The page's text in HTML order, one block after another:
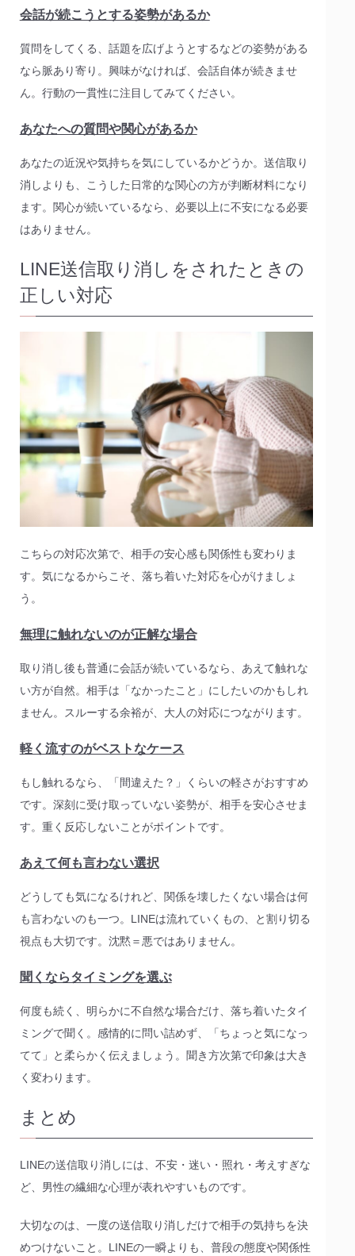
会話が続こうとする姿勢があるか
質問をしてくる、話題を広げようとするなどの姿勢がある
なら脈あり寄り。興味がなければ、会話自体が続きませ
ん。行動の一貫性に注目してみてください。
あなたへの質問や関心があるか
あなたの近況や気持ちを気にしているかどうか。送信取り
消しよりも、こうした日常的な関心の方が判断材料になり
ます。関心が続いているなら、必要以上に不安になる必要
はありません。
LINE送信取り消しをされたときの
正しい対応
こちらの対応次第で、相手の安心感も関係性も変わりま
す。気になるからこそ、落ち着いた対応を心がけましょ
う。
無理に触れないのが正解な場合
取り消し後も普通に会話が続いているなら、あえて触れな
い方が自然。相手は「なかったこと」にしたいのかもしれ
ません。スルーする余裕が、大人の対応につながります。
軽く流すのがベストなケース
もし触れるなら、「間違えた？」くらいの軽さがおすすめ
です。深刻に受け取っていない姿勢が、相手を安心させま
す。重く反応しないことがポイントです。
あえて何も言わない選択
どうしても気になるけれど、関係を壊したくない場合は何
も言わないのも一つ。LINEは流れていくもの、と割り切る
視点も大切です。沈黙＝悪ではありません。
聞くならタイミングを選ぶ
何度も続く、明らかに不自然な場合だけ、落ち着いたタイ
ミングで聞く。感情的に問い詰めず、「ちょっと気になっ
てて」と柔らかく伝えましょう。聞き方次第で印象は大き
く変わります。
まとめ
LINEの送信取り消しには、不安・迷い・照れ・考えすぎな
ど、男性の繊細な心理が表れやすいものです。
大切なのは、一度の送信取り消しだけで相手の気持ちを決
めつけないこと。LINEの一瞬よりも、普段の態度や関係性